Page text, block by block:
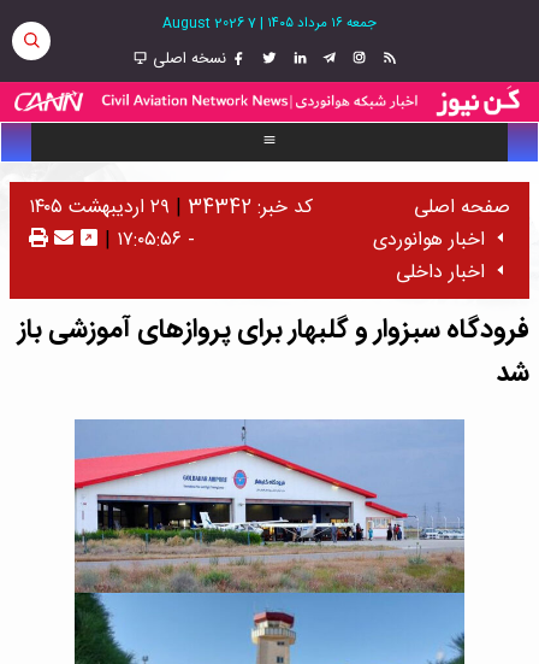
جمعه ۱۶ مرداد ۱۴۰۵ |
7 August 2026
نسخه اصلی
صفحه اصلی
اخبار هوانوردی
اخبار داخلی
کد خبر: 34342 |
۲۹ اردیبهشت ۱۴۰۵
- ۱۷:۰۵:۵۶
|
فرودگاه سبزوار و گلبهار برای پروازهای آموزشی باز
شد